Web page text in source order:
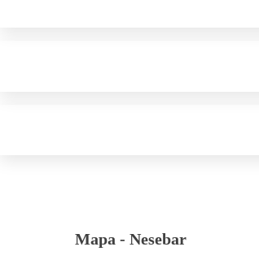
Mapa - Nesebar